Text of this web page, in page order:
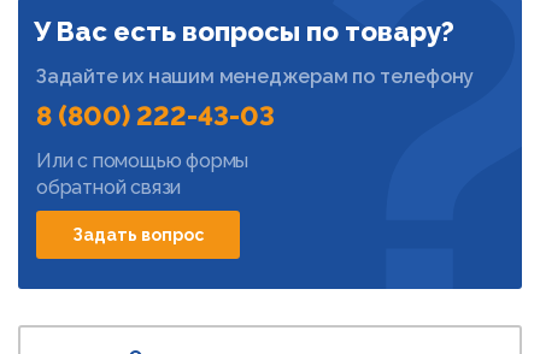
У Вас есть вопросы по товару?
Задайте их нашим менеджерам по телефону
8 (800) 222-43-03
Или с помощью формы
обратной связи
Задать вопрос